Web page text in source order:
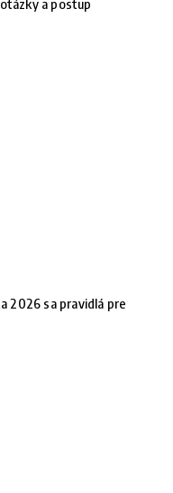
a postup
2026 sa pravidlá pre